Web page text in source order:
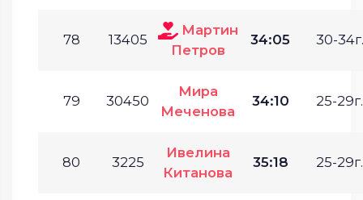
78 13405
Мартин
Петров
34:05 30-34г.
79 30450
Мира
Меченова
34:10 25-29г.
80 3225
Ивелина
Китанова
35:18 25-29г.